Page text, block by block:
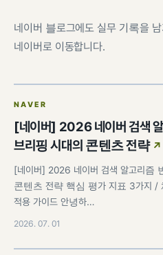
네이버 블로그에도 실무 기록을
네이버로 이동합니다.
NAVER
[네이버] 2026 네이버 검색
브리핑 시대의 콘텐츠 전략
[네이버] 2026 네이버 검색 알고리즘
콘텐츠 전략 핵심 평가 지표 3가지 /
적용 가이드 안녕하…
2026. 07. 01